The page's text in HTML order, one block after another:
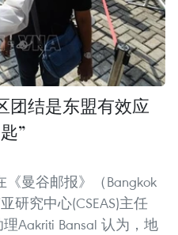
团结是东盟有效应
”
曼谷邮报》（Bangkok
研究中心(CSEAS)主任
Aakriti Bansal 认为，地